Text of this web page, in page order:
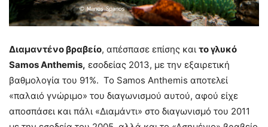
Διαμαντένο βραβείο, απέσπασε επίσης και το γλυκό
Samos Anthemis, εσοδείας 2013, με την εξαιρετική
βαθμολογία του 91%. Το Samos Anthemis αποτελεί
«παλαιό γνώριμο» του διαγωνισμού αυτού, αφού είχε
αποσπάσει και πάλι «Διαμάντι» στο διαγωνισμό του 2011